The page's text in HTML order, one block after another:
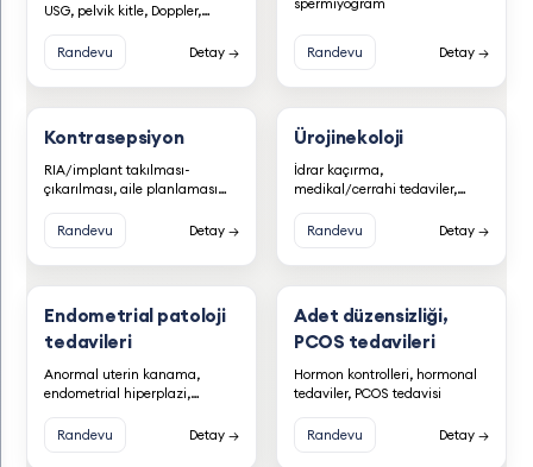
USG, pelvik kitle, Doppler,
Randevu
Detay →
spermiyogram
Randevu Detay →
Kontrasepsiyon
RIA/implant takılması-
çıkarılması, aile planlaması
Randevu
Detay →
Ürojinekoloji
İdrar kaçırma,
medikal/cerrahi tedaviler,
Randevu
Detay →
Endometrial patoloji
tedavileri
Anormal uterin kanama,
endometrial hiperplazi,
tedavileri
Randevu Detay →
Adet düzensizliği,
PCOS tedavileri
Hormon kontrolleri, hormonal
tedaviler, PCOS tedavisi
Randevu Detay →